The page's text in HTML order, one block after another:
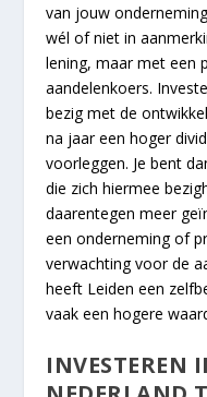
van jouw
wél of niet in
lening, maar met een
aandelenkoers.
bezig met de
na jaar een hoger
voorleggen. Je bent
die zich hiermee
daarentegen meer
een onderneming of
verwachting voor de
heeft Leiden een
vaak een hogere
INVESTEREN